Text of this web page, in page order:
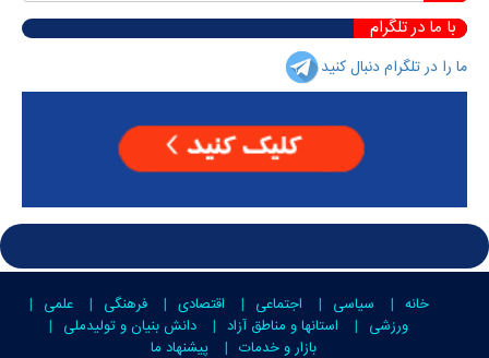
با ما در تلگرام
ما را در تلگرام دنبال کنید
خانه سیاسی اجتماعی اقتصادی فرهنگی
علمی
ورزشی
استانها و مناطق آزاد
دانش بنیان و تولیدملی
بازار و خدمات
پیشنهاد ما